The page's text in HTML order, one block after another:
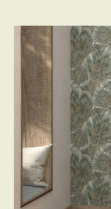
Tapéta BLOG
Mi az a fotótapéta?
Tapétázási tanácsok
Beton hatású tapéták
Kapcsolat